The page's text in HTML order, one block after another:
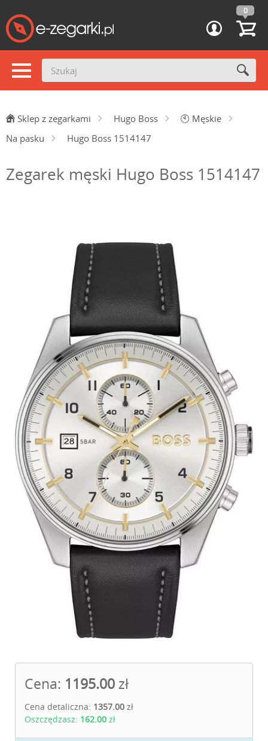
0
Sklep z zegarkami Hugo Boss 🕙 Męskie
Na pasku
Hugo Boss 1514147
Zegarek męski Hugo Boss 1514147
Cena: 1195.00 zł
Cena detaliczna: 1357.00 zł
Oszczędzasz: 162.00 zł